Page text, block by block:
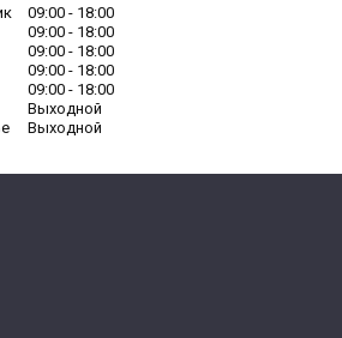
09:00
18:00
09:00
18:00
09:00
18:00
09:00
18:00
09:00
18:00
Выходной
Выходной